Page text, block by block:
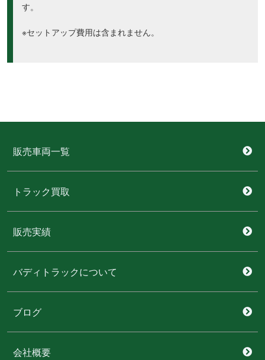
す。
※セットアップ費用は含まれません。
販売車両一覧
トラック買取
販売実績
バディトラックについて
ブログ
会社概要